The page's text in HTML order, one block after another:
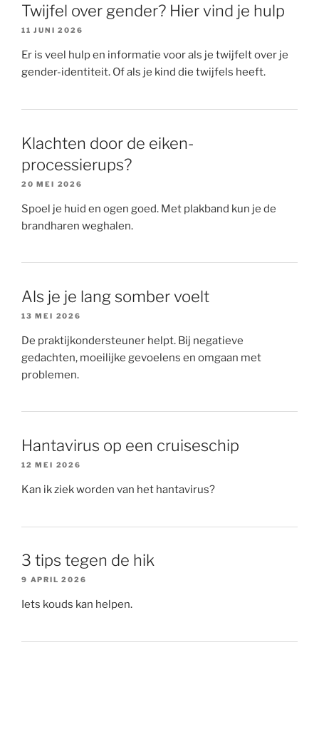
Twijfel over gender? Hier vind je hulp
11 JUNI 2026
Er is veel hulp en informatie voor als je twijfelt over je
gender-identiteit. Of als je kind die twijfels heeft.
Klachten door de eiken-
processierups?
20 MEI 2026
Spoel je huid en ogen goed. Met plakband kun je de
brandharen weghalen.
Als je je lang somber voelt
13 MEI 2026
De praktijkondersteuner helpt. Bij negatieve
gedachten, moeilijke gevoelens en omgaan met
problemen.
Hantavirus op een cruiseschip
12 MEI 2026
Kan ik ziek worden van het hantavirus?
3 tips tegen de hik
9 APRIL 2026
Iets kouds kan helpen.